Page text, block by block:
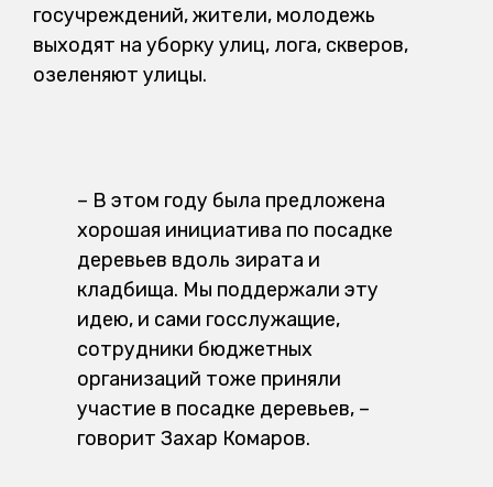
госучреждений, жители, молодежь
выходят на уборку улиц, лога, скверов,
озеленяют улицы.
– В этом году была предложена
хорошая инициатива по посадке
деревьев вдоль зирата и
кладбища. Мы поддержали эту
идею, и сами госслужащие,
сотрудники бюджетных
организаций тоже приняли
участие в посадке деревьев, –
говорит Захар Комаров.